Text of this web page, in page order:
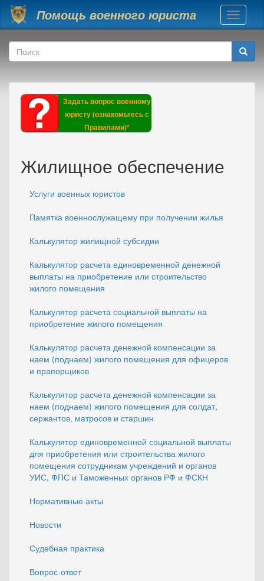
Перейти к основному содержанию
Помощь военного юриста
Toggle
Форма поиска
Поиск
Задать вопрос военному
юристу (ознакомьтесь с
Правилами)*
Жилищное обеспечение
Услуги военных юристов
Памятка военнослужащему при получении жилья
Калькулятор жилищной субсидии
Калькулятор расчета единовременной денежной
выплаты на приобретение или строительство
жилого помещения
Калькулятор расчета социальной выплаты на
приобретение жилого помещения
Калькулятор расчета денежной компенсации за
наем (поднаем) жилого помещения для офицеров
и прапорщиков
Калькулятор расчета денежной компенсации за
наем (поднаем) жилого помещения для солдат,
сержантов, матросов и старшин
Калькулятор единовременной социальной выплаты
для приобретения или строительства жилого
помещения сотрудникам учреждений и органов
УИС, ФПС и Таможенных органов РФ и ФСКН
Нормативные акты
Новости
Судебная практика
Вопрос-ответ